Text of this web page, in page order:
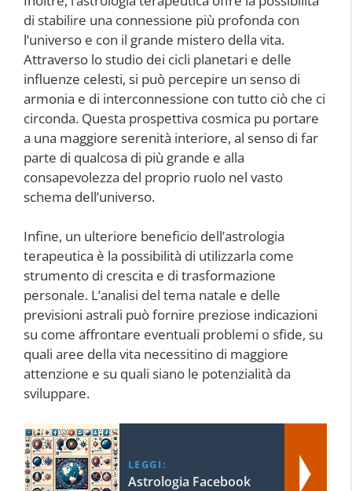
di stabilire una connessione più profonda con
l’universo e con il grande mistero della vita.
Attraverso lo studio dei cicli planetari e delle
influenze celesti, si può percepire un senso di
armonia e di interconnessione con tutto ciò che ci
circonda. Questa prospettiva cosmica pu portare
a una maggiore serenità interiore, al senso di far
parte di qualcosa di più grande e alla
consapevolezza del proprio ruolo nel vasto
schema dell’universo.
Infine, un ulteriore beneficio dell’astrologia
terapeutica è la possibilità di utilizzarla come
strumento di crescita e di trasformazione
personale. L’analisi del tema natale e delle
previsioni astrali può fornire preziose indicazioni
su come affrontare eventuali problemi o sfide, su
quali aree della vita necessitino di maggiore
attenzione e su quali siano le potenzialità da
sviluppare.
LEGGI:
Astrologia Facebook